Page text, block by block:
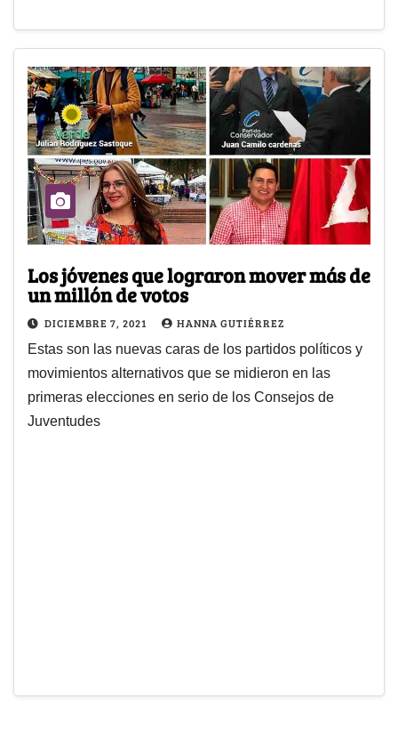
Los jóvenes que lograron mover más de
un millón de votos
DICIEMBRE 7, 2021 HANNA GUTIÉRREZ
Estas son las nuevas caras de los partidos políticos y
movimientos alternativos que se midieron en las
primeras elecciones en serio de los Consejos de
Juventudes